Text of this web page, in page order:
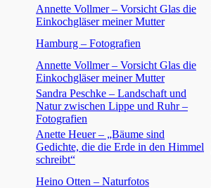
Annette Vollmer – Vorsicht Glas die
Einkochgläser meiner Mutter
Hamburg – Fotografien
Annette Vollmer – Vorsicht Glas die
Einkochgläser meiner Mutter
Sandra Peschke – Landschaft und
Natur zwischen Lippe und Ruhr –
Fotografien
Anette Heuer – „Bäume sind
Gedichte, die die Erde in den Himmel
schreibt“
Heino Otten – Naturfotos